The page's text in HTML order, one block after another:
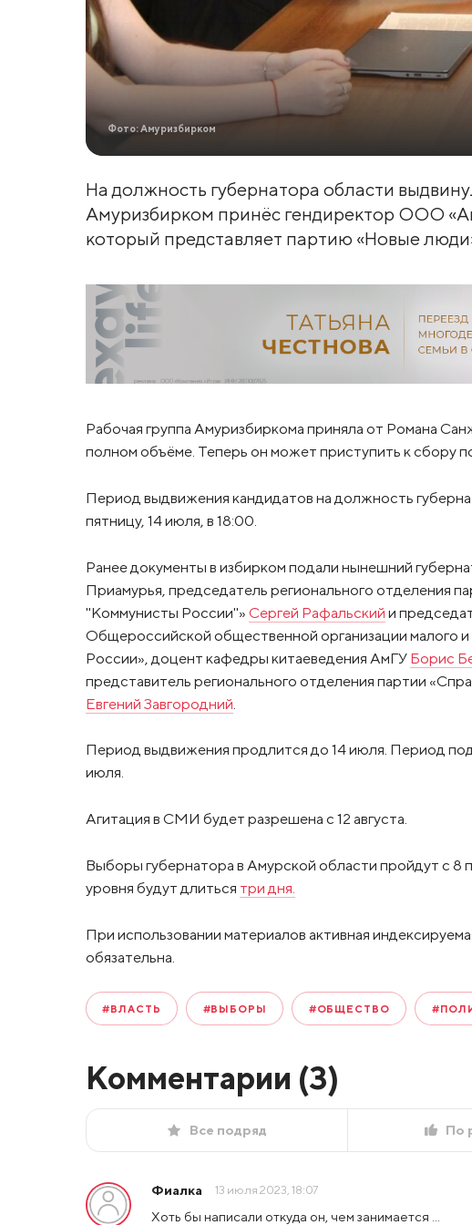
Фото: Амуризбирком
На должность губернатора области
Амуризбирком принёс гендиректор ООО
который представляет партию «Новые
Рабочая группа Амуризбиркома приняла от Романа
полном объёме. Теперь он может приступить к сбору
Период выдвижения кандидатов на должность
пятницу, 14 июля, в 18:00.
Ранее документы в избирком подали нынешний
Приамурья, председатель регионального отделения
"Коммунисты России"» Сергей Рафальский и
Общероссийской общественной организации малого
России», доцент кафедры китаеведения АмГУ Борис
представитель регионального отделения партии
Евгений Завгородний
Период выдвижения продлится до 14 июля. Период
июля.
Агитация в СМИ будет разрешена с 12 августа.
Выборы губернатора в Амурской области пройдут с 8
уровня будут длиться три дня.
При использовании материалов активная
обязательна.
#ВЛАСТЬ #ВЫБОРЫ #ОБЩЕСТВО
Комментарии (3)
Все подряд По
Фиалка 13 июля 2023, 18:07
Хоть бы написали откуда он, чем занимается ...